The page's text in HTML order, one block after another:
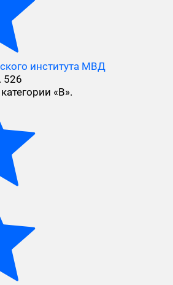
института МВД
526
«В».